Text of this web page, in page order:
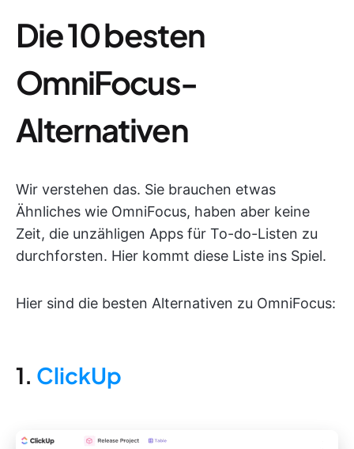
Die 10 besten
OmniFocus-
Alternativen
Wir verstehen das. Sie brauchen etwas
Ähnliches wie OmniFocus, haben aber keine
Zeit, die unzähligen Apps für To-do-Listen zu
durchforsten. Hier kommt diese Liste ins Spiel.
Hier sind die besten Alternativen zu OmniFocus:
1. ClickUp